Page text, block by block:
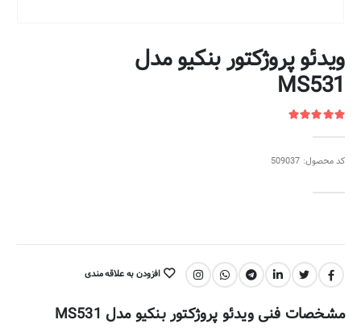
ویدئو پروژکتور بنکیو مدل
MS531
کد محصول: 509037
اشتراک گذاری: افزودن به علاقه مندی
مشخصات فنی ویدئو پروژکتور بنکیو مدل MS531